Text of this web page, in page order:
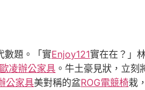
數題。「實Enjoy121實在在？」
歐凌辦公家具 。牛土豪見狀，立刻
公家具美對稱的盆ROG電競椅栽